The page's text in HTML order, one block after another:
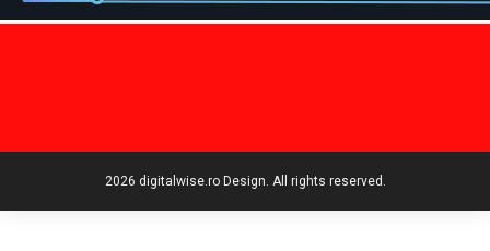
2026 digitalwise.ro Design. All rights reserved.